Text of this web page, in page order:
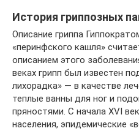
История гриппозных
Описание гриппа
«перинфского кашля»
описанием этого
веках грипп был известен
лихорадка» — в качестве
теплые ванны для ног и
пряностями. С начала XVI
населения, эпидемические